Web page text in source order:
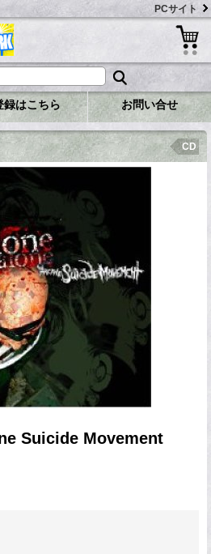
PCサイト
録はこちら お問い合せ
CD
Suicide Movement